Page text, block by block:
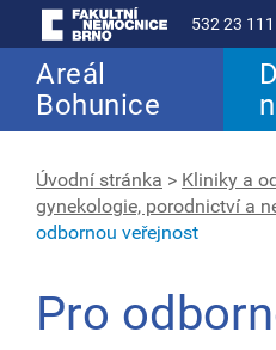
532 23
Areál
Bohunice
Úvodní stránka > Kliniky a
gynekologie, porodnictví a
odbornou veřejnost
Pro